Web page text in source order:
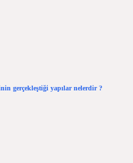
gerçekleştiği yapılar nelerdir ?